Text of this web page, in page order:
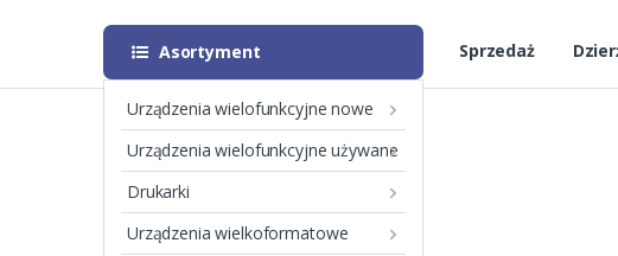
Asortyment
Urządzenia wielofunkcyjne nowe
Urządzenia wielofunkcyjne używane
Drukarki
Urządzenia wielkoformatowe
Sprzedaż
Show All Categories